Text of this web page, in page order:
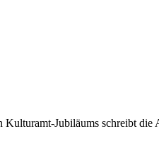
Kulturamt-Jubiläums schreibt